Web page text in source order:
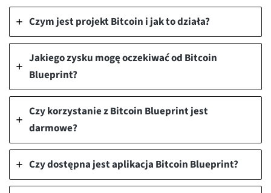
Czym jest projekt Bitcoin i jak to działa?
Jakiego zysku mogę oczekiwać od Bitcoin
Blueprint?
Czy korzystanie z Bitcoin Blueprint jest
darmowe?
Czy dostępna jest aplikacja Bitcoin Blueprint?